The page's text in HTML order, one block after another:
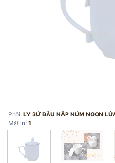
Phôi: LY SỨ BẦU NẮP NÚM NGỌN
Mặt in: 1